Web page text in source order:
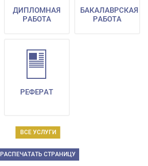
ВСЕ УСЛУГИ
ДИПЛОМНАЯ
РАБОТА
БАКАЛАВРСКАЯ
РАБОТА
РЕФЕРАТ
РАСПЕЧАТАТЬ СТРАНИЦУ